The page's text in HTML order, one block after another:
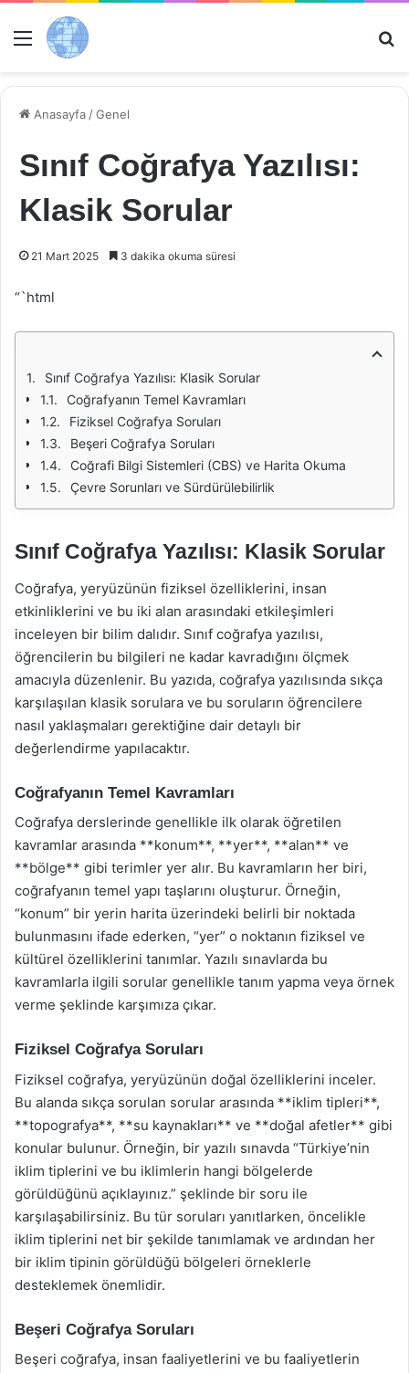
Menü
Anasayfa /Genel
Sınıf Coğrafya Yazılısı:
Klasik Sorular
21 Mart 2025 3 dakika okuma süresi
“`html
Sınıf Coğrafya Yazılısı: Klasik Sorular
Coğrafyanın Temel Kavramları
Fiziksel Coğrafya Soruları
Beşeri Coğrafya Soruları
Coğrafi Bilgi Sistemleri (CBS) ve Harita Okuma
Çevre Sorunları ve Sürdürülebilirlik
Sınıf Coğrafya Yazılısı: Klasik Sorular
Coğrafya, yeryüzünün fiziksel özelliklerini, insan
etkinliklerini ve bu iki alan arasındaki etkileşimleri
inceleyen bir bilim dalıdır. Sınıf coğrafya yazılısı,
öğrencilerin bu bilgileri ne kadar kavradığını ölçmek
amacıyla düzenlenir. Bu yazıda, coğrafya yazılısında sıkça
karşılaşılan klasik sorulara ve bu soruların öğrencilere
nasıl yaklaşmaları gerektiğine dair detaylı bir
değerlendirme yapılacaktır.
Coğrafyanın Temel Kavramları
Coğrafya derslerinde genellikle ilk olarak öğretilen
kavramlar arasında **konum**, **yer**, **alan** ve
**bölge** gibi terimler yer alır. Bu kavramların her biri,
coğrafyanın temel yapı taşlarını oluşturur. Örneğin,
“konum” bir yerin harita üzerindeki belirli bir noktada
bulunmasını ifade ederken, “yer” o noktanın fiziksel ve
kültürel özelliklerini tanımlar. Yazılı sınavlarda bu
kavramlarla ilgili sorular genellikle tanım yapma veya örnek
verme şeklinde karşımıza çıkar.
Fiziksel Coğrafya Soruları
Fiziksel coğrafya, yeryüzünün doğal özelliklerini inceler.
Bu alanda sıkça sorulan sorular arasında **iklim tipleri**,
**topografya**, **su kaynakları** ve **doğal afetler** gibi
konular bulunur. Örneğin, bir yazılı sınavda “Türkiye’nin
iklim tiplerini ve bu iklimlerin hangi bölgelerde
görüldüğünü açıklayınız.” şeklinde bir soru ile
karşılaşabilirsiniz. Bu tür soruları yanıtlarken, öncelikle
iklim tiplerini net bir şekilde tanımlamak ve ardından her
bir iklim tipinin görüldüğü bölgeleri örneklerle
desteklemek önemlidir.
Beşeri Coğrafya Soruları
Beşeri coğrafya, insan faaliyetlerini ve bu faaliyetlerin